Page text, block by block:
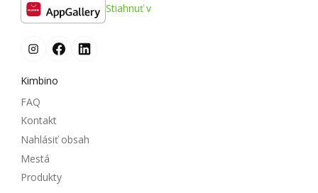
Stiahnuť v
Kimbino
FAQ
Kontakt
Nahlásiť obsah
Mestá
Produkty